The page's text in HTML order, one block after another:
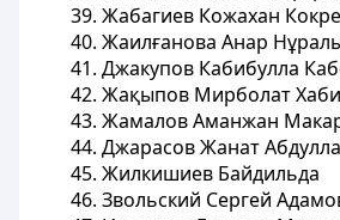
39. Жабагиев Кожахан
40. Жаилғанова Анар
41. Джакупов Кабибулла
42. Жақыпов Мирболат
43. Жамалов Аманжан
44. Джарасов Жанат
45. Жилкишиев Байдильда
46. Звольский Сергей